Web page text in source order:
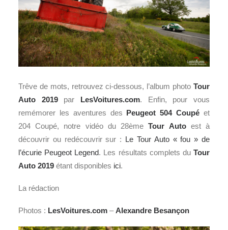
Trêve de mots, retrouvez ci-dessous, l’album photo Tour
Auto 2019par LesVoitures.com. Enfin, pour vous
remémorer les aventures des Peugeot 504 Coupé et
204 Coupé, notre vidéo du 28èmeTour Autoest à
découvrir ou redécouvrir sur : Le Tour Auto « fou » de
l’écurie Peugeot Legend. Les résultats complets duTour
Auto 2019 étant disponibles ici.
La rédaction
Photos : LesVoitures.com –Alexandre Besançon